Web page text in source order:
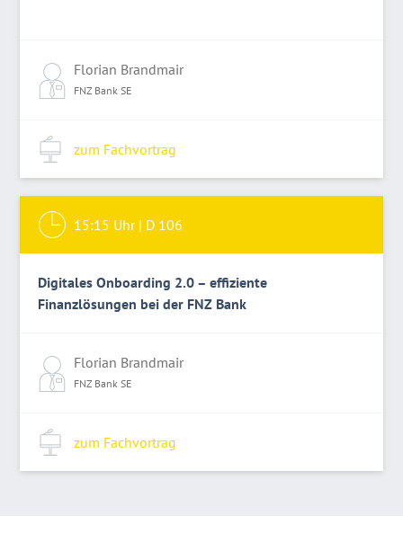
Florian Brandmair
FNZ Bank SE
zum Fachvortrag
15:15 Uhr | D 106
Digitales Onboarding 2.0 – effiziente
Finanzlösungen bei der FNZ Bank
Florian Brandmair
FNZ Bank SE
zum Fachvortrag